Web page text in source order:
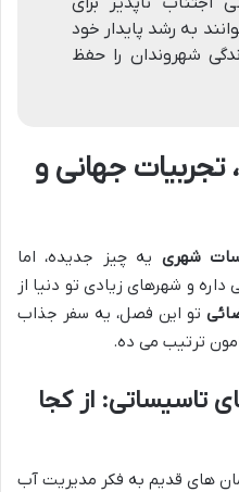
به رشد پایدار خود
شهروندان را حفظ
جهانی و
شهری یه چیز جدیده، اما
و شهرهای زیادی تو دنیا از
تو این فصل، یه سفر جذاب
ترتیب می ده.
تاسیساتی: از کجا
های قدیم به فکر مدیریت آب